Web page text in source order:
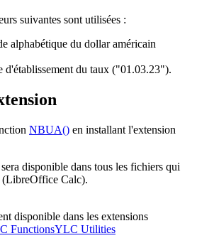
suivantes sont utilisées :
alphabétique du dollar américain
d'établissement du taux ("01.03.23").
NBUA() en installant l'extension
disponible dans tous les fichiers qui
(LibreOffice Calc).
disponible dans les extensions
FunctionsYLC Utilities